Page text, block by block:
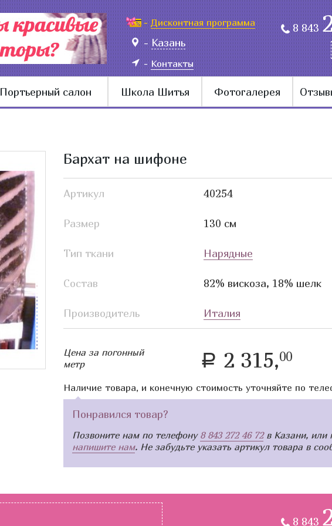
-Дисконтная программа
-Казань
-Контакты
8 843
Портьерный салон Школа Шитья Фотогалерея
Бархат на шифоне
Артикул 40254
Размер 130 см
Тип ткани Нарядные
Состав 82% вискоза, 18% шелк
Производитель Италия
Цена за погонный
метр
a 2 315,00
Наличие товара, и конечную стоимость уточняйте по
Понравился товар?
Позвоните нам по телефону 8 843 272 46 72в Казани, или
напишите нам. Не забудьте указать артикул товара в
8 843